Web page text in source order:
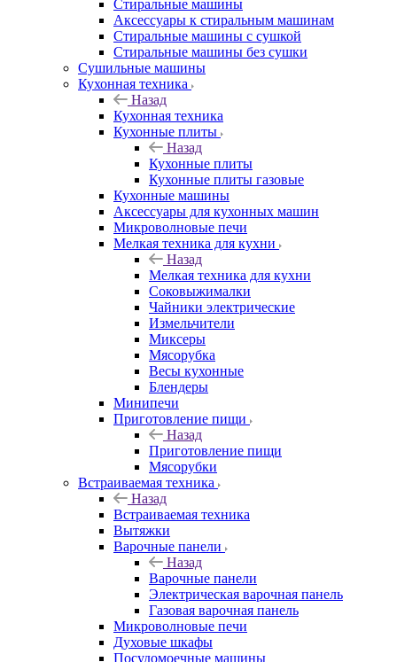
Стиральные машины
Аксессуары к стиральным машинам
Стиральные машины с сушкой
Стиральные машины без сушки
Сушильные машины
Кухонная техника
Назад
Кухонная техника
Кухонные плиты
Назад
Кухонные плиты
Кухонные плиты газовые
Кухонные машины
Аксессуары для кухонных машин
Микроволновые печи
Мелкая техника для кухни
Назад
Мелкая техника для кухни
Соковыжималки
Чайники электрические
Измельчители
Миксеры
Мясорубка
Весы кухонные
Блендеры
Минипечи
Приготовление пищи
Назад
Приготовление пищи
Мясорубки
Встраиваемая техника
Назад
Встраиваемая техника
Вытяжки
Варочные панели
Назад
Варочные панели
Электрическая варочная панель
Газовая варочная панель
Микроволновые печи
Духовые шкафы
Посудомоечные машины